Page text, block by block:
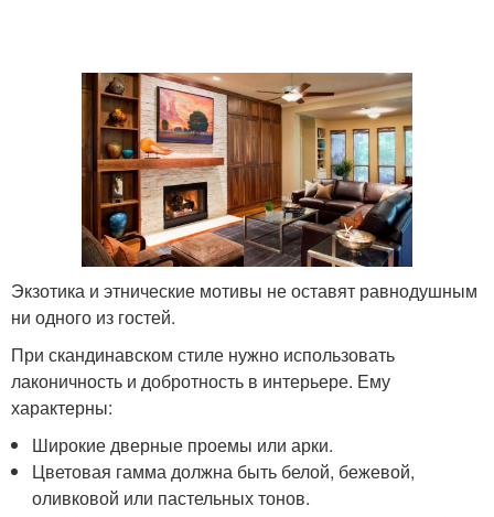
Экзотика и этнические мотивы не оставят равнодушным
ни одного из гостей.
При скандинавском стиле нужно использовать
лаконичность и добротность в интерьере. Ему
характерны:
Широкие дверные проемы или арки.
Цветовая гамма должна быть белой, бежевой,
оливковой или пастельных тонов.